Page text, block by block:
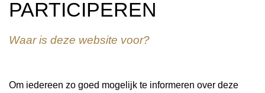
PARTICIPEREN
Waar is deze website voor?
Om iedereen zo goed mogelijk te informeren over deze